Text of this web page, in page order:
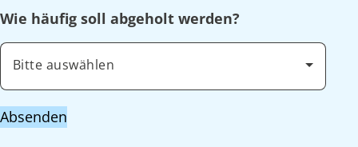
Wie häufig soll abgeholt werden?
Bitte auswählen
Absenden